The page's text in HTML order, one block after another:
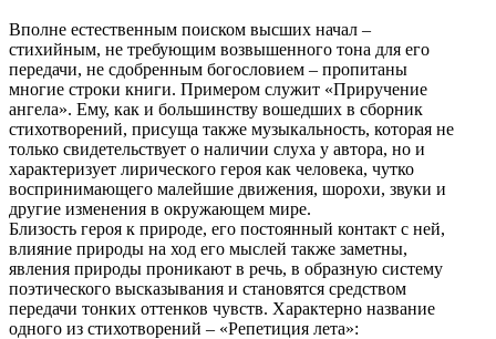
Вполне естественным поиском высших начал –
стихийным, не требующим возвышенного тона для его
передачи, не сдобренным богословием – пропитаны
многие строки книги. Примером служит «Приручение
ангела». Ему, как и большинству вошедших в сборник
стихотворений, присуща также музыкальность, которая не
только свидетельствует о наличии слуха у автора, но и
характеризует лирического героя как человека, чутко
воспринимающего малейшие движения, шорохи, звуки и
другие изменения в окружающем мире.
Близость героя к природе, его постоянный контакт с ней,
влияние природы на ход его мыслей также заметны,
явления природы проникают в речь, в образную систему
поэтического высказывания и становятся средством
передачи тонких оттенков чувств. Характерно название
одного из стихотворений – «Репетиция лета»: